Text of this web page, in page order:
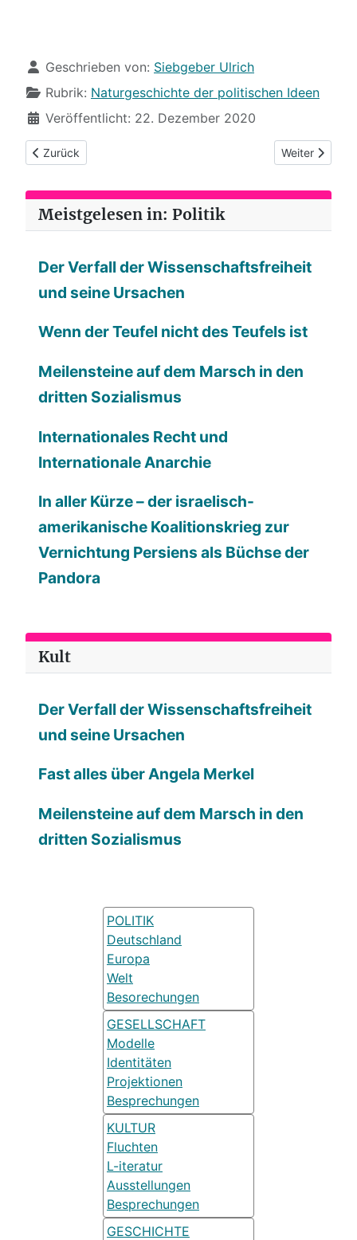
DetailsGeschrieben von: Siebgeber Ulrich
Rubrik: Naturgeschichte der politischen Ideen
Veröffentlicht: 22. Dezember 2020
Vorheriger Beitrag: (81) Unter Fröschekochern
Zurück Nächster
Weiter
Meistgelesen in: Politik
Der Verfall der Wissenschaftsfreiheit
und seine Ursachen
Wenn der Teufel nicht des Teufels ist
Meilensteine auf dem Marsch in den
dritten Sozialismus
Internationales Recht und
Internationale Anarchie
In aller Kürze – der israelisch-
amerikanische Koalitionskrieg zur
Vernichtung Persiens als Büchse der
Pandora
Kult
Der Verfall der Wissenschaftsfreiheit
und seine Ursachen
Fast alles über Angela Merkel
Meilensteine auf dem Marsch in den
dritten Sozialismus
POLITIK
Deutschland
Europa
Welt
Besorechungen
GESELLSCHAFT
Modelle
Identitäten
Projektionen
Besprechungen
KULTUR
Fluchten
L-iteratur
Ausstellungen
Besprechungen
GESCHICHTE